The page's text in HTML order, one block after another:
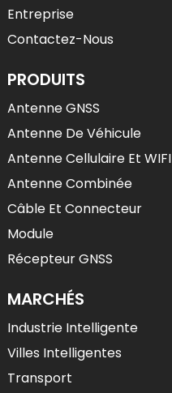
Entreprise
Contactez-Nous
PRODUITS
Antenne GNSS
Antenne De Véhicule
Antenne Cellulaire Et WIFI
Antenne Combinée
Câble Et Connecteur
Module
Récepteur GNSS
MARCHÉS
Industrie Intelligente
Villes Intelligentes
Transport